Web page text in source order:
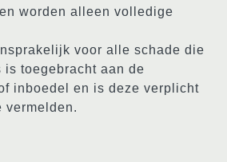
worden alleen volledige
voor alle schade die
is toegebracht aan de
inboedel en is deze verplicht
vermelden.